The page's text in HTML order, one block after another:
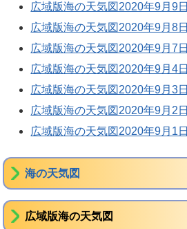
広域版海の天気図2020年9月9日
広域版海の天気図2020年9月8日
広域版海の天気図2020年9月7日
広域版海の天気図2020年9月4日
広域版海の天気図2020年9月3日
広域版海の天気図2020年9月2日
広域版海の天気図2020年9月1日
海の天気図
広域版海の天気図